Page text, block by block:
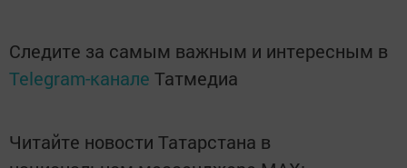
Следите за самым важным и интересным в
Telegram-канале Татмедиа
Читайте новости Татарстана в